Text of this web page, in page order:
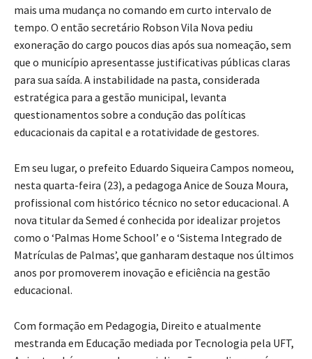
mais uma mudança no comando em curto intervalo de
tempo. O então secretário Robson Vila Nova pediu
exoneração do cargo poucos dias após sua nomeação, sem
que o município apresentasse justificativas públicas claras
para sua saída. A instabilidade na pasta, considerada
estratégica para a gestão municipal, levanta
questionamentos sobre a condução das políticas
educacionais da capital e a rotatividade de gestores.
Em seu lugar, o prefeito Eduardo Siqueira Campos nomeou,
nesta quarta-feira (23), a pedagoga Anice de Souza Moura,
profissional com histórico técnico no setor educacional. A
nova titular da Semed é conhecida por idealizar projetos
como o ‘Palmas Home School’ e o ‘Sistema Integrado de
Matrículas de Palmas’, que ganharam destaque nos últimos
anos por promoverem inovação e eficiência na gestão
educacional.
Com formação em Pedagogia, Direito e atualmente
mestranda em Educação mediada por Tecnologia pela UFT,